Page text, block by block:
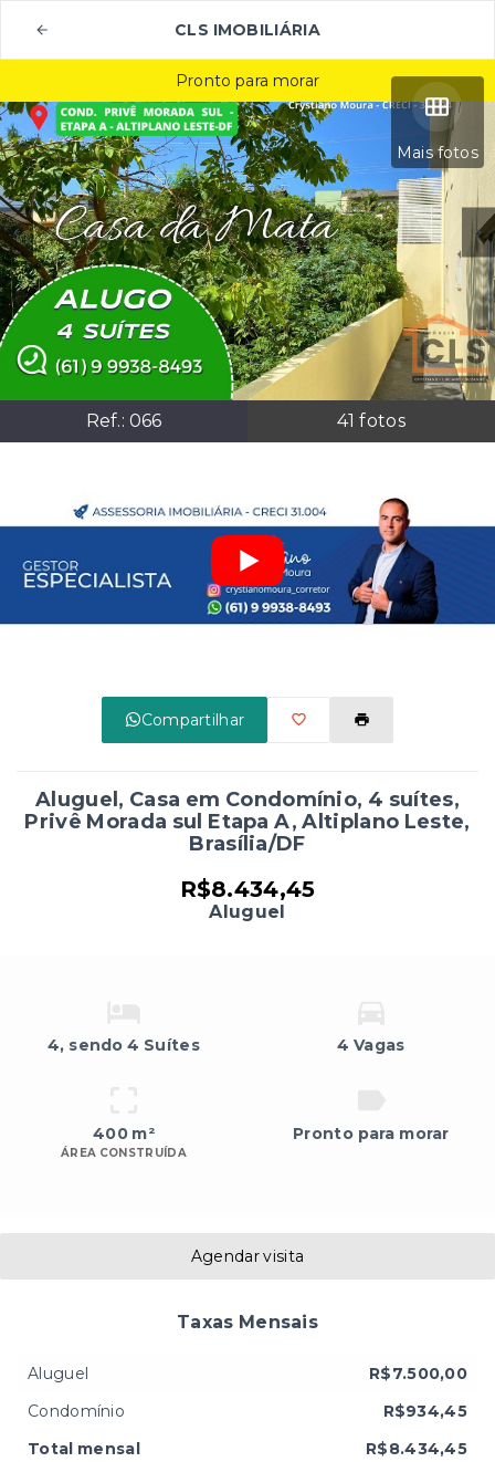
CLS IMOBILIÁRIA
Mais fotos
Ref.: 066 41 fotos
Pronto para morar
Compartilhar
Aluguel, Casa em Condomínio, 4 suítes,
Privê Morada sul Etapa A, Altiplano Leste,
Brasília/DF
R$8.434,45
Aluguel
4, sendo 4 Suítes 4 Vagas
400 m²
ÁREA CONSTRUÍDA
Pronto para morar
Agendar visita
Taxas Mensais
Aluguel
R$7.500,00
Condomínio
R$934,45
Total mensal
R$8.434,45